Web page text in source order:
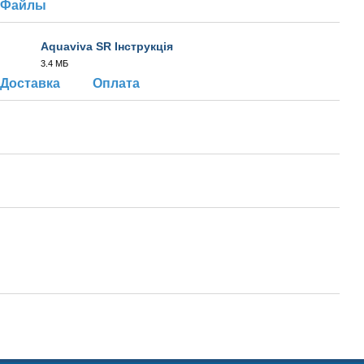
Файлы
Aquaviva SR Інструкція
3.4 МБ
Доставка Оплата